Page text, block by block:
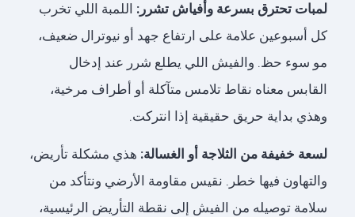
لمبات تحترق بسرعة وأفياش تشرر: اللمبة اللي تخرب
كل أسبوعين علامة على ارتفاع جهد أو نيوترال ضعيف،
مو سوء حظ. والفيش اللي يطلع شرر عند إدخال
القابس معناه نقاط تلامس متآكلة أو أطراف مرخية،
وهذي بداية حريق حقيقية إذا انتركت.
لسعة خفيفة من الثلاجة أو الغسالة: هذي مشكلة تأريض،
والتهاون فيها خطر. نقيس مقاومة الأرضي ونتأكد من
سلامة توصيله من الفيش إلى نقطة التأريض الرئيسية،